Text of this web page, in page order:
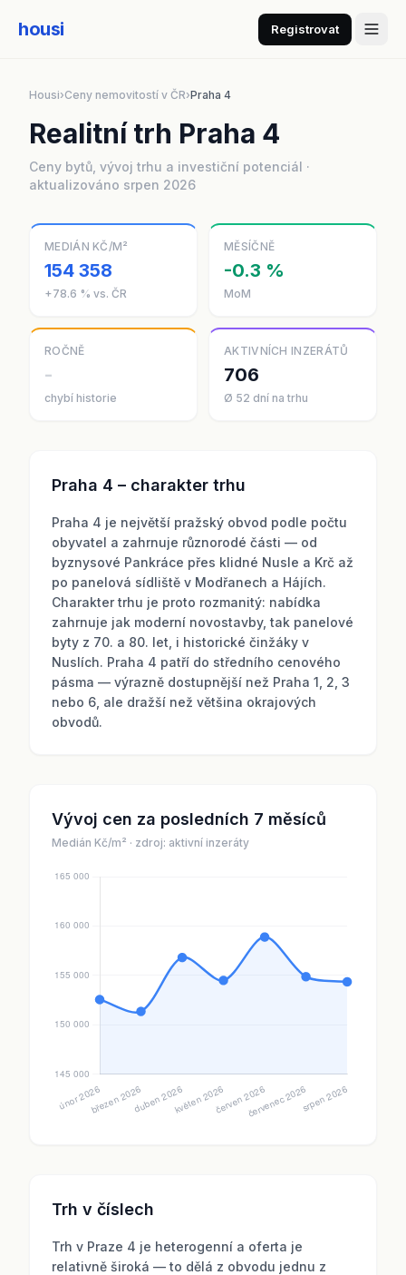
housi Registrovat
Housi›Ceny nemovitostí v ČR›Praha 4
Realitní trh Praha 4
Ceny bytů, vývoj trhu a investiční potenciál ·
aktualizováno srpen 2026
MEDIÁN KČ/M²
154 358
+78.6 % vs. ČR
MĚSÍČNĚ
-0.3 %
MoM
ROČNĚ
-
chybí historie
AKTIVNÍCH INZERÁTŮ
706
Ø 52 dní na trhu
Praha 4 – charakter trhu
Praha 4 je největší pražský obvod podle počtu
obyvatel a zahrnuje různorodé části — od
byznysové Pankráce přes klidné Nusle a Krč až
po panelová sídliště v Modřanech a Hájích.
Charakter trhu je proto rozmanitý: nabídka
zahrnuje jak moderní novostavby, tak panelové
byty z 70. a 80. let, i historické činžáky v
Nuslích. Praha 4 patří do středního cenového
pásma — výrazně dostupnější než Praha 1, 2, 3
nebo 6, ale dražší než většina okrajových
obvodů.
Vývoj cen za posledních 7 měsíců
Medián Kč/m² · zdroj: aktivní inzeráty
Trh v číslech
Trh v Praze 4 je heterogenní a oferta je
relativně široká — to dělá z obvodu jednu z